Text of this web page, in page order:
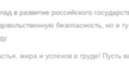
в развитие российского
безопасность, но
мира и успехов в труде! Пусть